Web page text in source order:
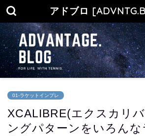
アドブロ
01-ラケットインプレ
XCALIBRE(エクスカリ
ングパターンをいろんな